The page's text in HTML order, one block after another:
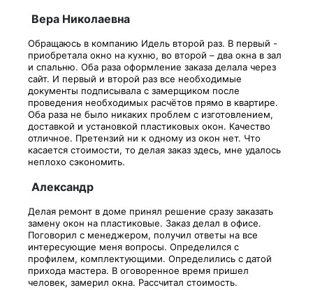
Вера Николаевна
Обращаюсь в компанию Идель второй раз. В первый -
приобретала окно на кухню, во второй – два окна в зал
и спальню. Оба раза оформление заказа делала через
сайт. И первый и второй раз все необходимые
документы подписывала с замерщиком после
проведения необходимых расчётов прямо в квартире.
Оба раза не было никаких проблем с изготовлением,
доставкой и установкой пластиковых окон. Качество
отличное. Претензий ни к одному из окон нет. Что
касается стоимости, то делая заказ здесь, мне удалось
неплохо сэкономить.
Александр
Делая ремонт в доме принял решение сразу заказать
замену окон на пластиковые. Заказ делал в офисе.
Поговорил с менеджером, получил ответы на все
интересующие меня вопросы. Определился с
профилем, комплектующими. Определились с датой
прихода мастера. В оговоренное время пришел
человек, замерил окна. Рассчитал стоимость.